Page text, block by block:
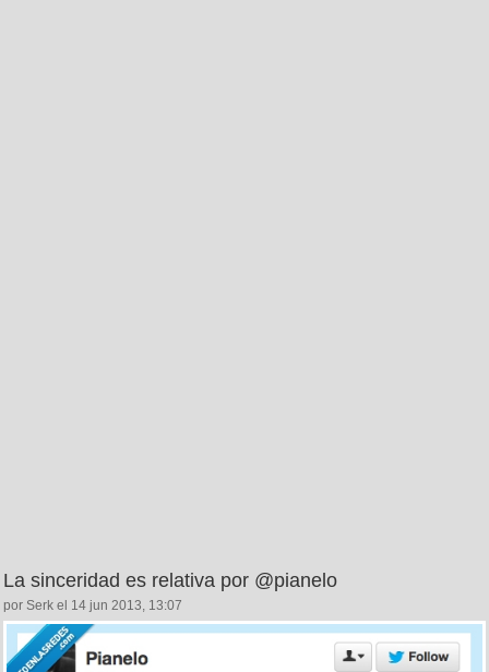
La sinceridad es relativa por @pianelo
por Serk el 14 jun 2013, 13:07